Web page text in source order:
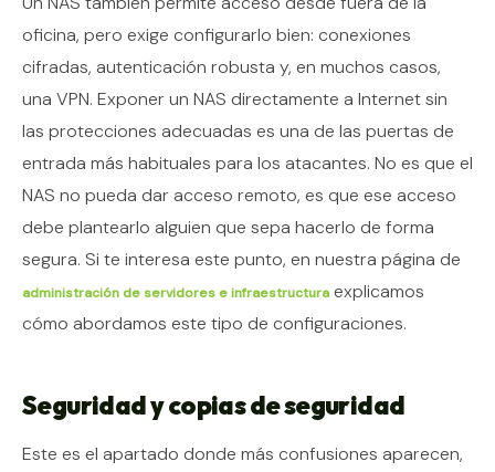
oficina, pero exige configurarlo bien: conexiones
cifradas, autenticación robusta y, en muchos casos,
una VPN. Exponer un NAS directamente a Internet sin
las protecciones adecuadas es una de las puertas de
entrada más habituales para los atacantes. No es que el
NAS no pueda dar acceso remoto, es que ese acceso
debe plantearlo alguien que sepa hacerlo de forma
segura. Si te interesa este punto, en nuestra página de
administración de servidores e infraestructura explicamos
cómo abordamos este tipo de configuraciones.
Seguridad y copias de seguridad
Este es el apartado donde más confusiones aparecen,